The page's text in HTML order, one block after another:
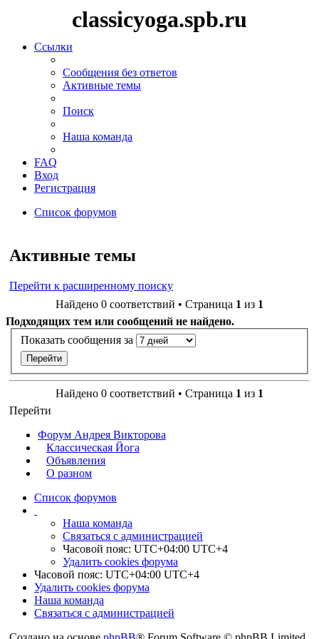
classicyoga.spb.ru
Ссылки
Сообщения без ответов
Активные темы
Поиск
Наша команда
FAQ
Вход
Регистрация
Список форумов
Активные темы
Перейти к расширенному поиску
Найдено 0 соответствий • Страница 1 из 1
Подходящих тем или сообщений не найдено.
Показать сообщения за
Найдено 0 соответствий • Страница 1 из 1
Перейти
Форум Андрея Викторова
Классическая Йога
Объявления
О разном
Список форумов
Наша команда
Связаться с администрацией
Часовой пояс: UTC+04:00 UTC+4
Удалить cookies форума
Часовой пояс: UTC+04:00 UTC+4
Удалить cookies форума
Наша команда
Связаться с администрацией